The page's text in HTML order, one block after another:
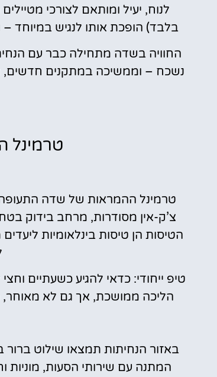
בלבד) הופכת אותו לנגיש במיוחד
החוויה בשדה מתחילה כבר עם
נשכח – וממשיכה במתקנים חדשים,
טרמינל
טרמינל ההמראות של שדה התעופה
צ’ק-אין מסודרות, מרחב בידוק
הטיסות הן טיסות בינלאומיות
טיפ ייחודי: כדאי להגיע כשעתיים
הליכה ממושכת, אך גם לא מאוחר,
באזור הנחיתות תמצאו שילוט ברור
המתנה עם שירותי הסעות, מוניות